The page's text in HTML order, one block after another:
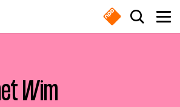
gaan
ZoekMenu
Boeren
Wim